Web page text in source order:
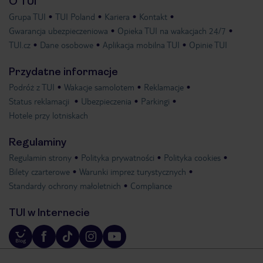
Grupa TUI TUI Poland Kariera
Kontakt
Gwarancja ubezpieczeniowa
Opieka TUI na wakacjach 24/7
TUI.cz
Dane osobowe Aplikacja mobilna TUI Opinie TUI
Przydatne informacje
Podróż z TUI Wakacje samolotem
Reklamacje
Status reklamacji
Ubezpieczenia
Parkingi
Hotele przy lotniskach
Regulaminy
Regulamin strony Polityka prywatności
Polityka cookies
Bilety czarterowe
Warunki imprez turystycznych
Standardy ochrony małoletnich
Compliance
TUI w Internecie